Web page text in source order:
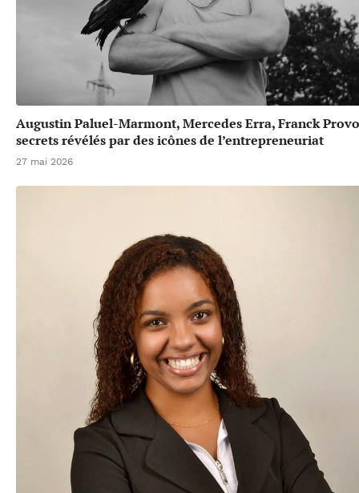
Augustin Paluel-Marmont, Mercedes Erra, Franck
secrets révélés par des icônes de l’entrepreneuriat
27 mai 2026